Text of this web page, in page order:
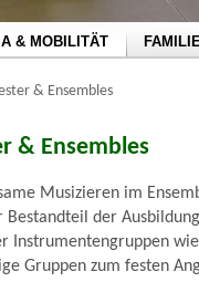
& MOBILITÄT
& Ensembles
& Ensembles
Musizieren im
Bestandteil der
Instrumentengruppen
Gruppen zum festen